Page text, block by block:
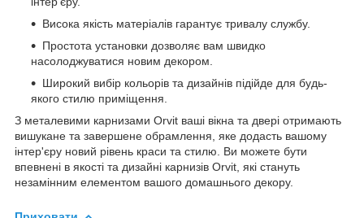
Висока якість матеріалів гарантує тривалу службу.
Простота установки дозволяє вам швидко
насолоджуватися новим декором.
Широкий вибір кольорів та дизайнів підійде для будь-
якого стилю приміщення.
З металевими карнизами Orvit ваші вікна та двері отримають
вишукане та завершене обрамлення, яке додасть вашому
інтер'єру новий рівень краси та стилю. Ви можете бути
впевнені в якості та дизайні карнизів Orvit, які стануть
незамінним елементом вашого домашнього декору.